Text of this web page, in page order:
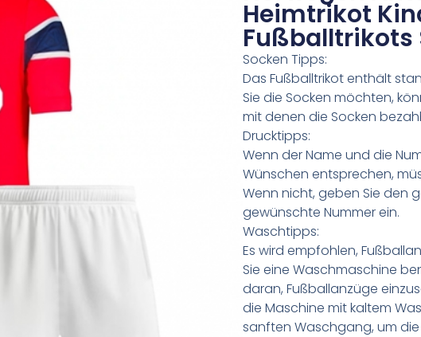
Heimtrikot
Fußballtrikots
Socken Tipps:
Das Fußballtrikot enthält
Sie die Socken möchten,
mit denen die Socken
Drucktipps:
Wenn der Name und die
Wünschen entsprechen,
Wenn nicht, geben Sie den
gewünschte Nummer ein.
Waschtipps:
Es wird empfohlen,
Sie eine Waschmaschine
daran, Fußballanzüge
die Maschine mit kaltem
sanften Waschgang, um